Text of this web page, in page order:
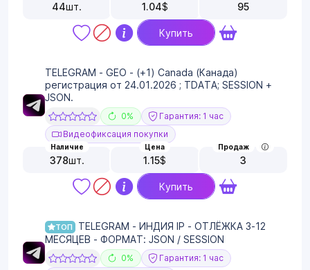
44шт. 1.04$ 95
Купить
TELEGRAM - GEO - (+1) Canada (Канада)
регистрация от 24.01.2026 ; TDATA; SESSION +
JSON.
0%
Гарантия: 1 час
Видеофиксация покупки
Наличие
378шт.
Цена
1.15$
Продаж
3
Купить
ТОП
TELEGRAM - ИНДИЯ IP - ОТЛЁЖКА 3-12
МЕСЯЦЕВ - ФОРМАТ: JSON / SESSION
0%
Гарантия: 1 час